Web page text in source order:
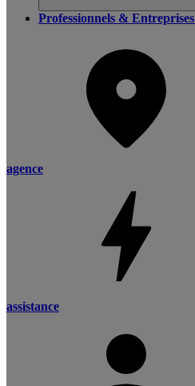
Professionnels & Entreprises
agence
assistance